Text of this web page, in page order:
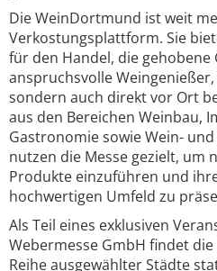
Die WeinDortmund ist weit
Verkostungsplattform. Sie
für den Handel, die
anspruchsvolle
sondern auch direkt vor Ort
aus den Bereichen Weinbau,
Gastronomie sowie Wein-
nutzen die Messe gezielt, um
Produkte einzuführen und
hochwertigen Umfeld zu
Als Teil eines exklusiven
Webermesse GmbH findet
Reihe ausgewählter Städte